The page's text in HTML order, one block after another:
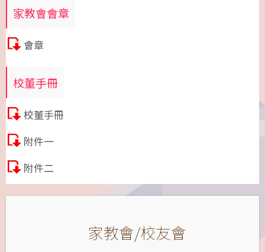
家教會會章
會章
校董手冊
校董手冊
附件一
附件二
家教會/校友會